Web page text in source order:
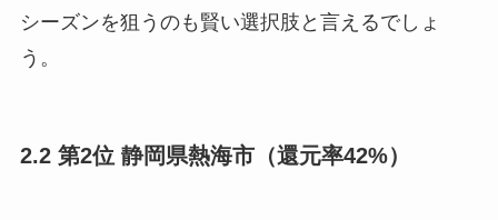
シーズンを狙うのも賢い選択肢と言えるでしょ
う。
2.2 第2位 静岡県熱海市（還元率42%）